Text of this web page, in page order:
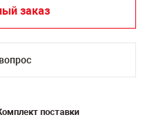
заказ
поставки